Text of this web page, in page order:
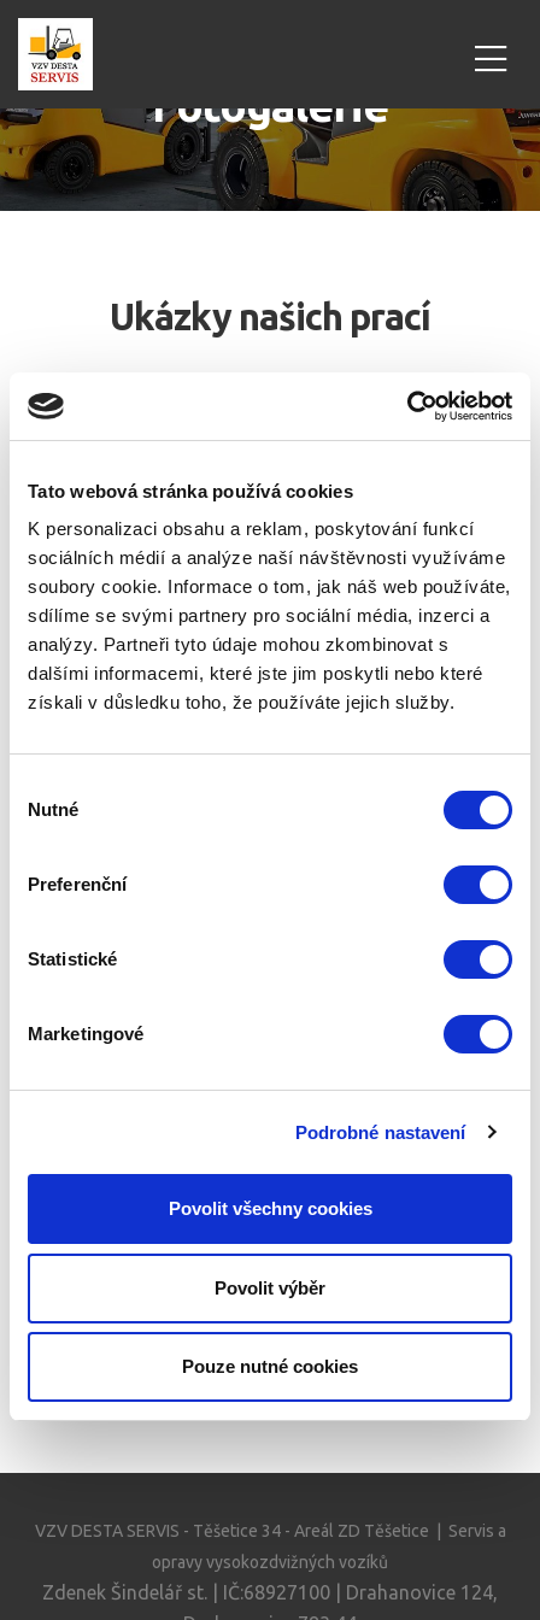
Tato webová stránka používá cookies
K personalizaci obsahu a reklam, poskytování funkcí
sociálních médií a analýze naší návštěvnosti využíváme
soubory cookie. Informace o tom, jak náš web používáte,
sdílíme se svými partnery pro sociální média, inzerci a
analýzy. Partneři tyto údaje mohou zkombinovat s
dalšími informacemi, které jste jim poskytli nebo které
získali v důsledku toho, že používáte jejich služby.
souhlasu
Nutné
Preferenční
Statistické
Marketingové
Podrobné nastavení
Povolit všechny cookies
Povolit výběr
Pouze nutné cookies
Fotogalerie
Ukázky našich prací
VZV DESTA SERVIS - Těšetice 34 - Areál ZD Těšetice | Servis a
opravy vysokozdvižných vozíků
Zdenek Šindelář st. | IČ:68927100 | Drahanovice 124,